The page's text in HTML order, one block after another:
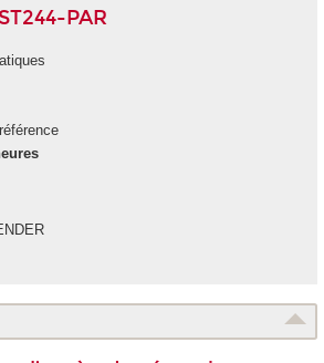
PAR